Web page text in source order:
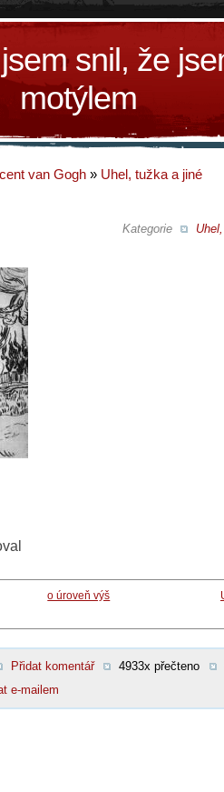
snil, že
motýlem
van Gogh » Uhel, tužka a jiné
Kategorie
o úroveň výš
Přidat komentář 4933x přečteno
e-mailem